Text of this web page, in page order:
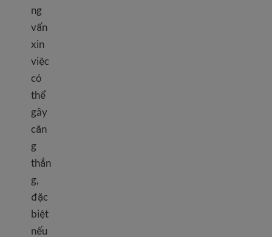
ng
vấn
xin
việc
có
thể
gây
căn
g
thẳn
g,
đặc
biệt
nếu